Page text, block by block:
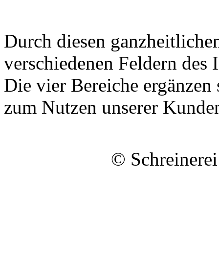
Durch diesen
verschiedenen Feldern des
Die vier Bereiche
zum Nutzen unserer
© Schreinerei